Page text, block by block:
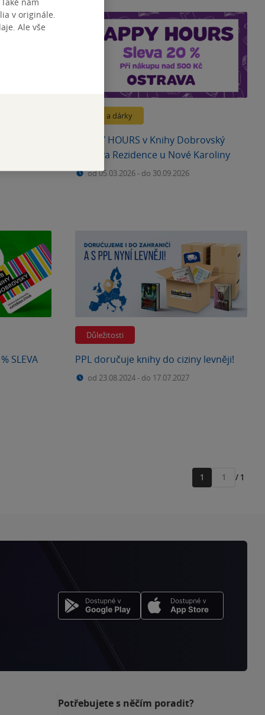
Slevy a dárky
HAPPY HOURS v Knihy Dobrovský
Ostrava Rezidence u Nové Karoliny
od 05.03.2026- do 30.09.2026
SLEVA
Důležitosti
PPL doručuje knihy do ciziny levněji!
od 23.08.2024- do 17.07.2027
1
Přejít
/ 1
Potřebujete s něčím poradit?
v originále.
Ale vše